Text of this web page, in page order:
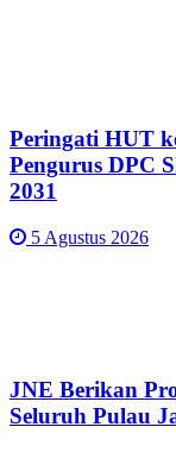
Peringati HUT
Pengurus DPC
2031
5 Agustus 2026
JNE Berikan
Seluruh Pulau